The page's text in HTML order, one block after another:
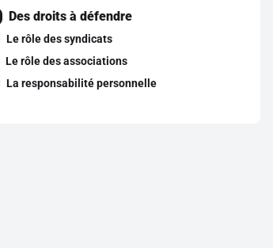
Des droits à défendre
Le rôle des syndicats
Le rôle des associations
La responsabilité personnelle